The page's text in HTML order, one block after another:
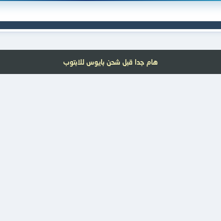
هام جدا قبل شحن بايوس للابتوب